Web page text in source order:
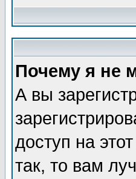
Почему я не
А вы
доступ на
так, то вам